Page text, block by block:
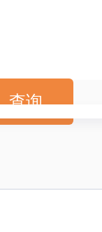
查询